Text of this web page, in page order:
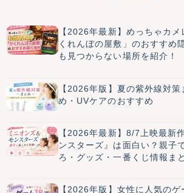
【2026年最新】めっちゃカ
くれんぼの屋敷」のおすすめ
も見つからない場所を紹介！
【2026年版】夏の紫外線対策
め・UVケアのおすすめ
【2026年最新】8/7上映最新
ンスターズ』は面白い？親子
ろ・グッズ・一番くじ情報ま
【2026年版】女性に人気の